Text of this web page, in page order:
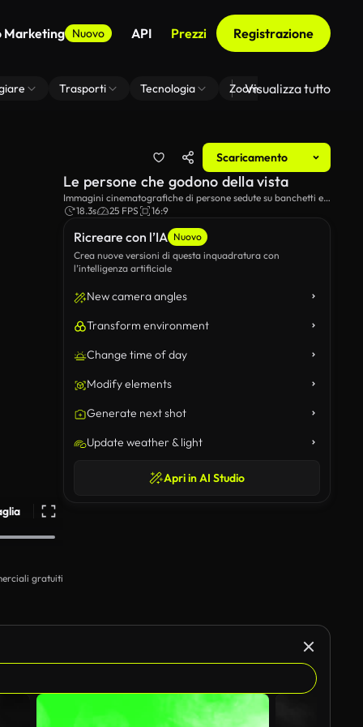
Marketing Nuovo API Prezzi Registrazione
Trasporti Tecnologia Zoom Di Sfondo Virtuale
Visualizza tutto
Scaricamento
gratuiti
Ricreare con l’IA Nuovo
Crea nuove versioni di questa inquadratura con
l’intelligenza artificiale
New camera angles
Transform environment
Change time of day
Modify elements
Generate next shot
Update weather & light
Apri in AI Studio
Le persone che godono della vista
Immagini cinematografiche di persone sedute su banchetti e
godendo la vista.
18.3s 25 FPS 16:9